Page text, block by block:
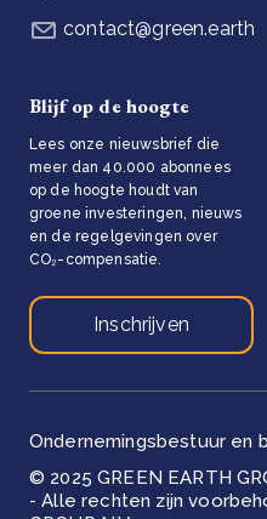
contact@green.earth
Blijf op de hoogte
Lees onze nieuwsbrief die
meer dan 40.000 abonnees
op de hoogte houdt van
groene investeringen, nieuws
en de regelgevingen over
CO₂-compensatie.
Inschrijven
© 2025 GREEN EARTH
- Alle rechten zijn
Ondernemingsbestuur en